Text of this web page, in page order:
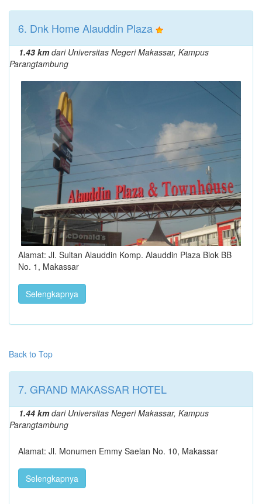
6. Dnk Home Alauddin Plaza
1.43 kmdari Universitas Negeri Makassar, Kampus
Parangtambung
Alamat: Jl. Sultan Alauddin Komp. Alauddin Plaza Blok BB
No. 1, Makassar
Selengkapnya
Back to Top
7. GRAND MAKASSAR HOTEL
1.44 kmdari Universitas Negeri Makassar, Kampus
Parangtambung
Alamat: Jl. Monumen Emmy Saelan No. 10, Makassar
Selengkapnya